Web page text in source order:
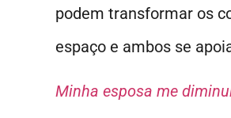
podem transformar os
espaço e ambos se
Minha esposa me